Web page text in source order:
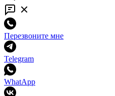
Перезвоните мне
Telegram
WhatApp